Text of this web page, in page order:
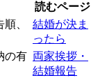
読むページ
、
結婚が決ま
ったら
の有 両家挨拶・
結婚報告